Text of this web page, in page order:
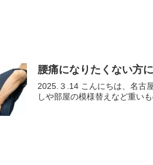
腰痛になりたくない方
2025.３.14 こんにちは、名古
しや部屋の模様替えなど重い